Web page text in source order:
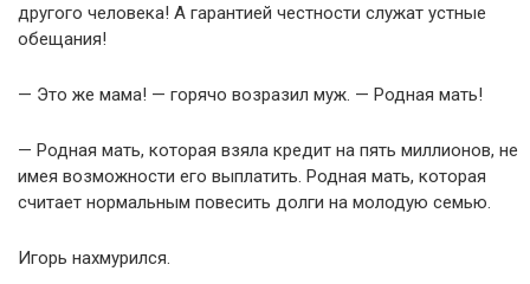
другого человека! А гарантией честности служат устные
обещания!
— Это же мама! — горячо возразил муж. — Родная мать!
— Родная мать, которая взяла кредит на пять миллионов, не
имея возможности его выплатить. Родная мать, которая
считает нормальным повесить долги на молодую семью.
Игорь нахмурился.